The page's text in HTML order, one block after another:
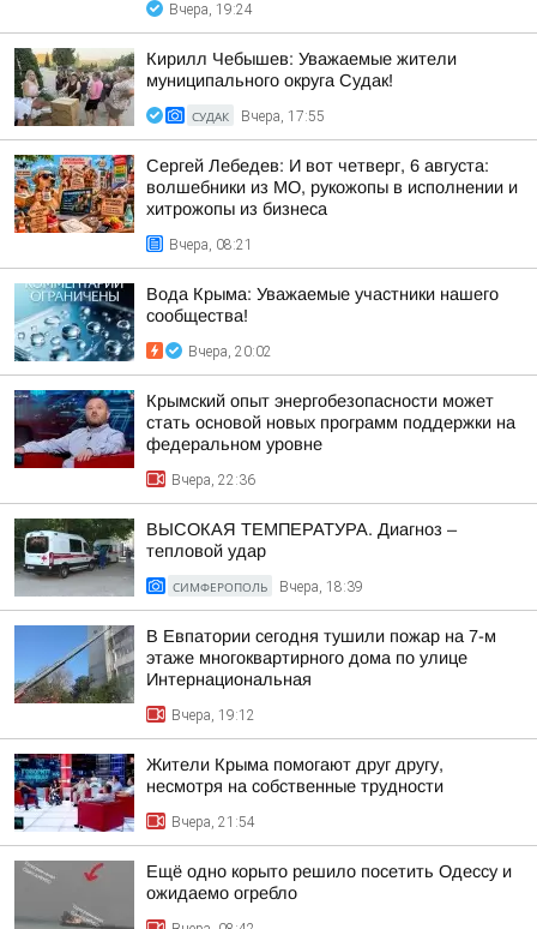
Вчера, 19:24
Кирилл Чебышев: Уважаемые жители
муниципального округа Судак!
СУДАК Вчера, 17:55
Сергей Лебедев: И вот четверг, 6 августа:
волшебники из МО, рукожопы в исполнении и
хитрожопы из бизнеса
Вчера, 08:21
Вода Крыма: Уважаемые участники нашего
сообщества!
Вчера, 20:02
Крымский опыт энергобезопасности может
стать основой новых программ поддержки на
федеральном уровне
Вчера, 22:36
ВЫСОКАЯ ТЕМПЕРАТУРА. Диагноз –
тепловой удар
СИМФЕРОПОЛЬ Вчера, 18:39
В Евпатории сегодня тушили пожар на 7-м
этаже многоквартирного дома по улице
Интернациональная
Вчера, 19:12
Жители Крыма помогают друг другу,
несмотря на собственные трудности
Вчера, 21:54
Ещё одно корыто решило посетить Одессу и
ожидаемо огребло